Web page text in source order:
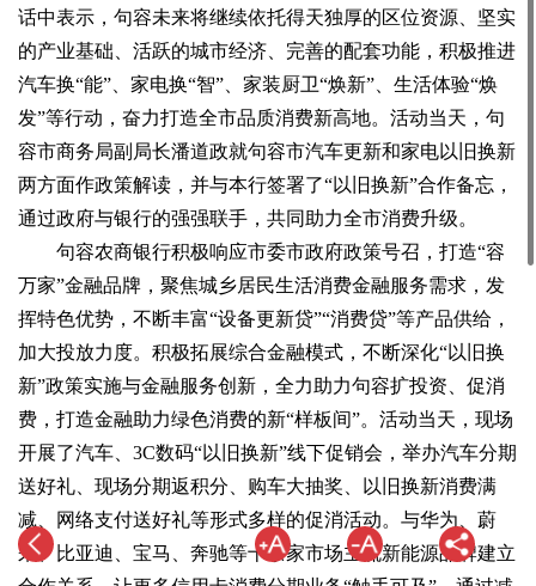
话中表示，句容未来将继续依托得天独厚的区位资源、坚实
的产业基础、活跃的城市经济、完善的配套功能，积极推进
汽车换“能”、家电换“智”、家装厨卫“焕新”、生活体验“焕
发”等行动，奋力打造全市品质消费新高地。活动当天，句
容市商务局副局长潘道政就句容市汽车更新和家电以旧换新
两方面作政策解读，并与本行签署了“以旧换新”合作备忘，
通过政府与银行的强强联手，共同助力全市消费升级。
句容农商银行积极响应市委市政府政策号召，打造“容
万家”金融品牌，聚焦城乡居民生活消费金融服务需求，发
挥特色优势，不断丰富“设备更新贷”“消费贷”等产品供给，
加大投放力度。积极拓展综合金融模式，不断深化“以旧换
新”政策实施与金融服务创新，全力助力句容扩投资、促消
费，打造金融助力绿色消费的新“样板间”。活动当天，现场
开展了汽车、3C数码“以旧换新”线下促销会，举办汽车分期
送好礼、现场分期返积分、购车大抽奖、以旧换新消费满
减、网络支付送好礼等形式多样的促消活动。与华为、蔚
来、比亚迪、宝马、奔驰等十余家市场主流新能源品牌建立